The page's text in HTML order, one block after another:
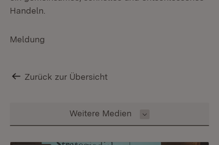
Handeln.
Meldung
Zurück zur Übersicht
Inhalt auswählen
Weitere Medien